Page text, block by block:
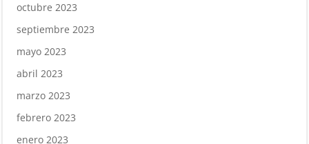
octubre 2023
septiembre 2023
mayo 2023
abril 2023
marzo 2023
febrero 2023
enero 2023